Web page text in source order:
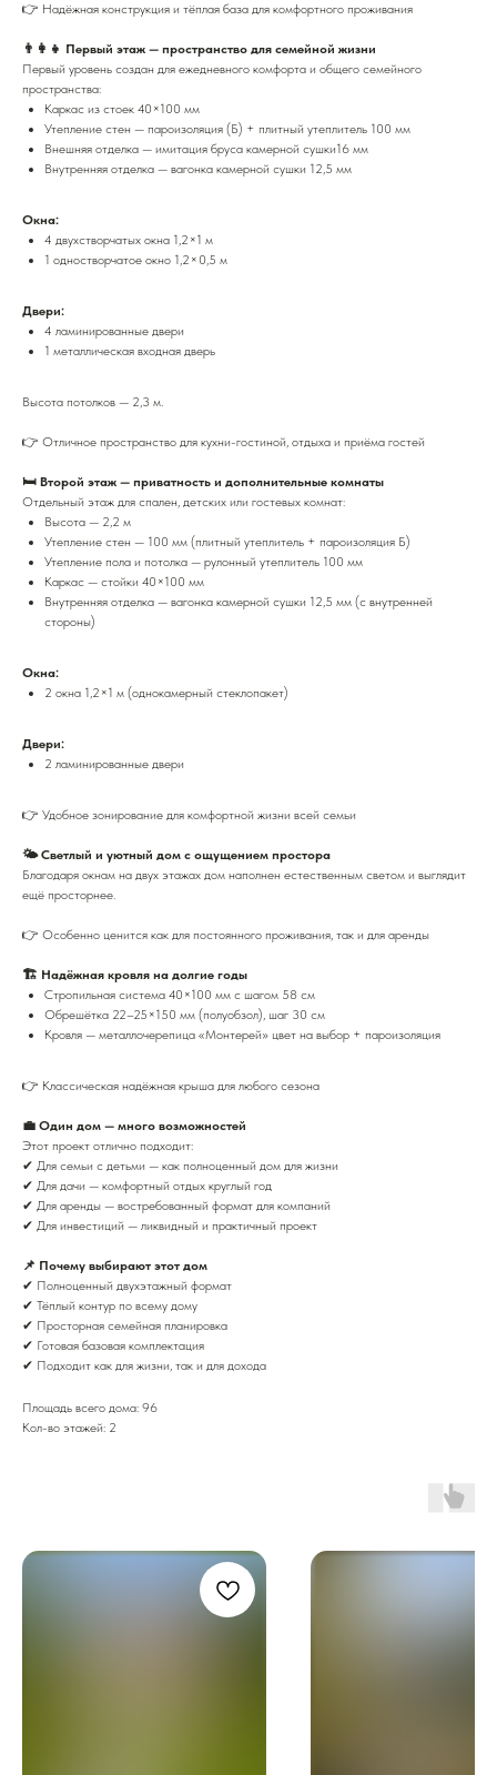
👉 Надёжная конструкция и тёплая база для комфортного проживания
👨‍👩‍👧 Первый этаж — пространство для семейной жизни
Первый уровень создан для ежедневного комфорта и общего семейного
пространства:
Каркас из стоек 40×100 мм
Утепление стен — пароизоляция (Б) + плитный утеплитель 100 мм
Внешняя отделка — имитация бруса камерной сушки16 мм
Внутренняя отделка — вагонка камерной сушки 12,5 мм
Окна:
4 двухстворчатых окна 1,2×1 м
1 одностворчатое окно 1,2×0,5 м
Двери:
4 ламинированные двери
1 металлическая входная дверь
Высота потолков — 2,3 м.
👉 Отличное пространство для кухни-гостиной, отдыха и приёма гостей
🛏 Второй этаж — приватность и дополнительные комнаты
Отдельный этаж для спален, детских или гостевых комнат:
Высота — 2,2 м
Утепление стен — 100 мм (плитный утеплитель + пароизоляция Б)
Утепление пола и потолка — рулонный утеплитель 100 мм
Каркас — стойки 40×100 мм
Внутренняя отделка — вагонка камерной сушки 12,5 мм (с внутренней
стороны)
Окна:
2 окна 1,2×1 м (однокамерный стеклопакет)
Двери:
2 ламинированные двери
👉 Удобное зонирование для комфортной жизни всей семьи
🌤 Светлый и уютный дом с ощущением простора
Благодаря окнам на двух этажах дом наполнен естественным светом и выглядит
ещё просторнее.
👉 Особенно ценится как для постоянного проживания, так и для аренды
🏗 Надёжная кровля на долгие годы
Стропильная система 40×100 мм с шагом 58 см
Обрешётка 22–25×150 мм (полуобзол), шаг 30 см
Кровля — металлочерепица «Монтерей» цвет на выбор + пароизоляция
👉 Классическая надёжная крыша для любого сезона
💼 Один дом — много возможностей
Этот проект отлично подходит:
✔ Для семьи с детьми — как полноценный дом для жизни
✔ Для дачи — комфортный отдых круглый год
✔ Для аренды — востребованный формат для компаний
✔ Для инвестиций — ликвидный и практичный проект
📌 Почему выбирают этот дом
✔ Полноценный двухэтажный формат
✔ Тёплый контур по всему дому
✔ Просторная семейная планировка
✔ Готовая базовая комплектация
✔ Подходит как для жизни, так и для дохода
Площадь всего дома: 96
Кол-во этажей: 2